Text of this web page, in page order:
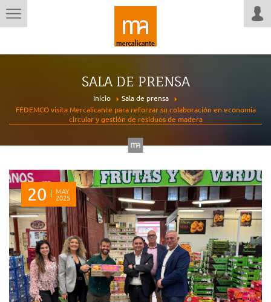
SALA DE PRENSA
Inicio
Sala de prensa
FEDEMCO visita Mercalicante para reforzar su colaboración en economía
circular y gestión de residuos de madera
20 MAY
2025